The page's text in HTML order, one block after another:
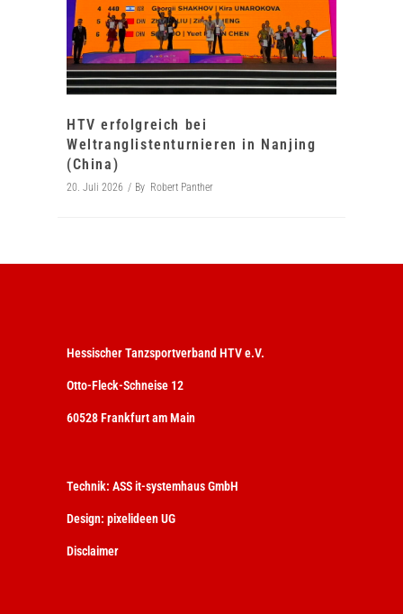
HTV erfolgreich bei
Weltranglistenturnieren in Nanjing
(China)
20. Juli 2026 By Robert Panther
Hessischer Tanzsportverband HTV e.V.
Otto-Fleck-Schneise 12
60528 Frankfurt am Main
Technik: ASS it-systemhaus GmbH
Design: pixelideen UG
Disclaimer